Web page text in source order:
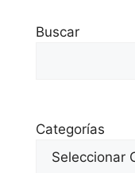
Buscar
Categorías